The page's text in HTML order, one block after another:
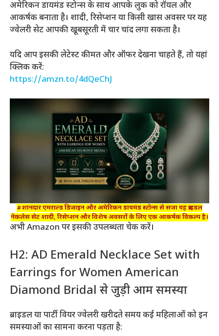
अमेरिकन डायमंड स्टोन्स के साथ आपके लुक को रॉयल और
आकर्षक बनाता है। शादी, रिसेप्शन या किसी खास अवसर पर यह
ज्वेलरी सेट आपकी खूबसूरती में चार चांद लगा सकता है।
यदि आप इसकी लेटेस्ट कीमत और ऑफर देखना चाहते हैं, तो यहां
क्लिक करें:
https://amzn.to/4dQeChJ
#शानदार एमराल्ड डिजाइन और अमेरिकन डायमंड स्टोन्स से सजा यह ब्राइडल
नेकलेस सेट शादी, रिसेप्शन और विशेष अवसरों के लिए एक आकर्षक विकल्प है।
अभी Amazon पर इसकी उपलब्धता चेक करें।
H2: AD Emerald Necklace Set with
Earrings for Women American
Diamond Bridal से जुड़ी आम समस्या
ब्राइडल या पार्टी वियर ज्वेलरी खरीदते समय कई महिलाओं को इन
समस्याओं का सामना करना पड़ता है: